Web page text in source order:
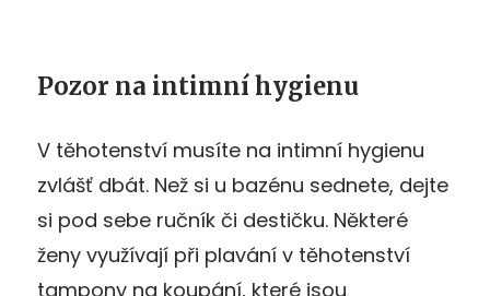
Pozor na intimní hygienu
V těhotenství musíte na intimní hygienu
zvlášť dbát. Než si u bazénu sednete, dejte
si pod sebe ručník či destičku. Některé
ženy využívají při plavání v těhotenství
tampony na koupání, které jsou